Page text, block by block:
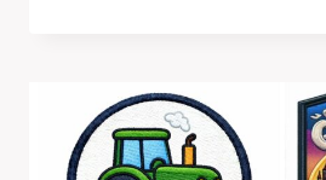
STAMPATE:
IL
CONFRONTO